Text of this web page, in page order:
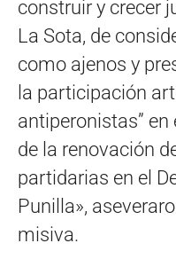
construir y crecer
La Sota, de
como ajenos y
la participación
antiperonistas”
de la renovación
partidarias en el
Punilla»,
misiva.